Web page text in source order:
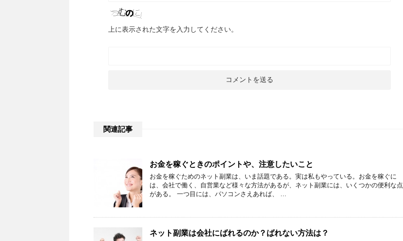
上に表示された文字を入力してください。
関連記事
お金を稼ぐときのポイントや、注意したいこと
お金を稼ぐためのネット副業は、いま話題である。実は私もやっている。お金を稼ぐに
は、会社で働く、自営業など様々な方法があるが、ネット副業には、いくつかの便利な点
がある。 一つ目には、パソコンさえあれば、 …
ネット副業は会社にばれるのか？ばれない方法は？